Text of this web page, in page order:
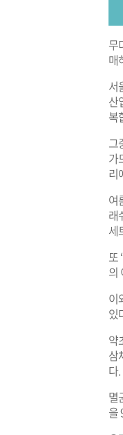
무
매
서
산
복
그
가
리
여
래
세
또
의
이
있
약
삼
다.
멸
을